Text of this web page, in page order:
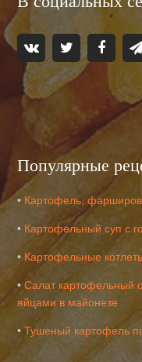
Популярные
• Картофель,
• Картофельный суп с
• Картофельные
•Салат картофельный
яйцами в майонезе
•Тушеный картофель